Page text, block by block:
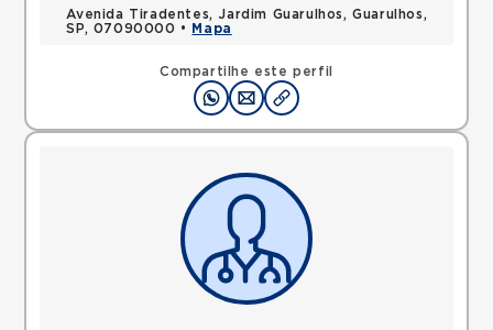
Compartilhe este perfil
Avenida Tiradentes, Jardim Guarulhos, Guarulhos,
SP, 07090000 •
Mapa